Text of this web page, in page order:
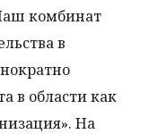
комбинат
в
в области как
На